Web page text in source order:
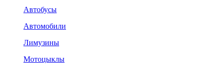
Автобусы
Автомобили
Лимузины
Мотоцыклы